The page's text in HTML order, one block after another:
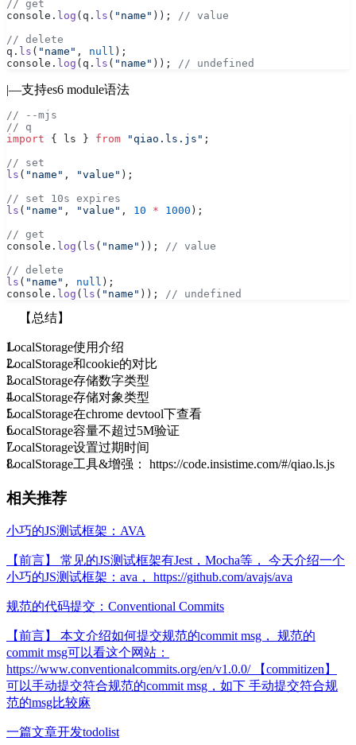
// get
console. log (q. ls ( "name" ));
// value
// delete
q. ls ( "name" , null );
console. log (q. ls ( "name" )); // undefined
|—支持es6 module语法
// --mjs
// q
import { ls } from "qiao.ls.js" ;
// set
ls ( "name" , "value" );
// set 10s expires
ls ( "name" , "value" , 10 * 1000 );
// get
console. log ( ls ( "name" ));
// value
// delete
ls ( "name" , null );
console. log ( ls ( "name" )); // undefined
【总结】
LocalStorage使用介绍
LocalStorage和cookie的对比
LocalStorage存储数字类型
LocalStorage存储对象类型
LocalStorage在chrome devtool下查看
LocalStorage容量不超过5M验证
LocalStorage设置过期时间
LocalStorage工具&增强： https://code.insistime.com/#/qiao.ls.js
相关推荐
小巧的JS测试框架：AVA
【前言】 常见的JS测试框架有Jest，Mocha等， 今天介绍一个
小巧的JS测试框架：ava， https://github.com/avajs/ava
规范的代码提交：Conventional Commits
【前言】 本文介绍如何提交规范的commit msg， 规范的
commit msg可以看这个网站：
https://www.conventionalcommits.org/en/v1.0.0/ 【commitizen】
可以手动提交符合规范的commit msg，如下 手动提交符合规
范的msg比较麻
一篇文章开发todolist